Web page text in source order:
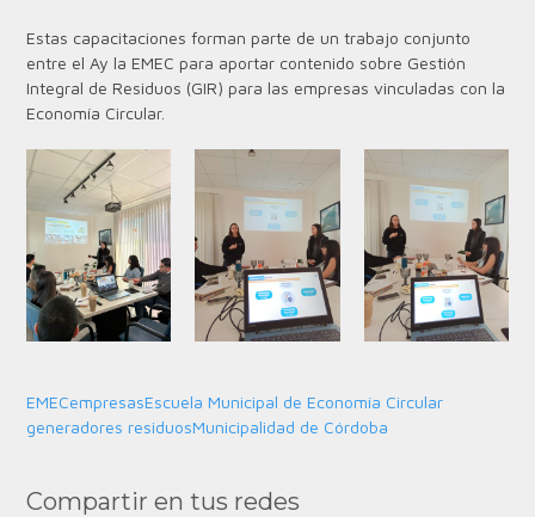
Estas capacitaciones forman parte de un trabajo conjunto
entre el Ay la EMEC para aportar contenido sobre Gestión
Integral de Residuos (GIR) para las empresas vinculadas con la
Economía Circular.
EMECempresasEscuela Municipal de Economía Circular
generadores residuosMunicipalidad de Córdoba
Compartir en tus redes